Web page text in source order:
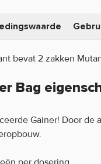
bevat 2 zakken
Bag
Gainer! Door de